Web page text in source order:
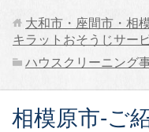
大和市・座間市・相
キラットおそうじサー
ハウスクリーニング
相模原市-ご